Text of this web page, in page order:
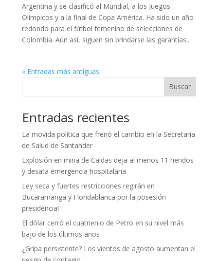
Argentina y se clasificó al Mundial, a los Juegos
Olímpicos y a la final de Copa América. Ha sido un año
redondo para el fútbol femenino de selecciones de
Colombia. Aún así, siguen sin brindarse las garantías...
« Entradas más antiguas
Buscar
Entradas recientes
La movida política que frenó el cambio en la Secretaría
de Salud de Santander
Explosión en mina de Caldas deja al menos 11 heridos
y desata emergencia hospitalaria
Ley seca y fuertes restricciones regirán en
Bucaramanga y Floridablanca por la posesión
presidencial
El dólar cerró el cuatrienio de Petro en su nivel más
bajo de los últimos años
¿Gripa persistente? Los vientos de agosto aumentan el